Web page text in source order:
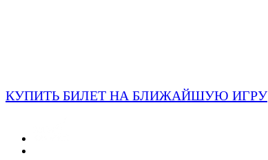
КУПИТЬ БИЛЕТ НА БЛИЖАЙШУЮ ИГРУ